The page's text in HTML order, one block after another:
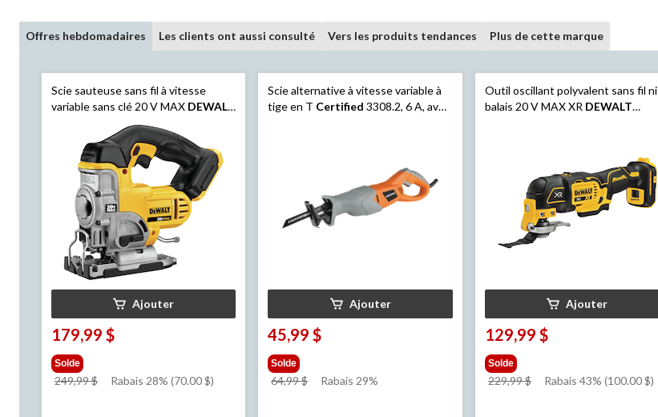
Offres hebdomadaires Les clients ont aussi consulté Vers les produits tendances Plus de cette marque
Scie sauteuse sans fil à vitesse
variable sans clé 20 V MAX DEWALT
DCS331B avec souffle-poussière,
outil seulement
Ajouter
179,99 $
Solde
249,99 $
prixRabais 28% (70.00 $)
Scie alternative à vitesse variable à
tige en T Certified 3308.2, 6 A, avec
Ajouter
45,99 $
Solde
64,99 $
prix
Rabais 29%
Outil oscillant polyvalent sans fil ni
balais 20 V MAX XR DEWALT
Ajouter
129,99 $
Solde
229,99 $
prixRabais 43% (100.00 $)